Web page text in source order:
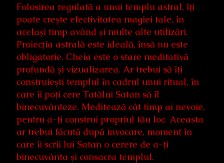
Folosirea regulată a unui templu astral, îţi
poate creşte efectivitatea magiei tale, în
acelaşi timp având şi multe alte utilizări.
Proiecţia astrală este ideală, însă nu este
obligatorie. Cheia este o stare meditativă
profundă şi vizualizarea. Ar trebui să îţi
construieşti templul în cadrul unui ritual, în
care îi poţi cere Tatălui Satan să îl
binecuvânteze. Meditează cât timp ai nevoie,
pentru a-ţi construi propriul tău loc. Aceasta
ar trebui făcută după invocare, moment în
care îi scrii lui Satan o cerere de a-ţi
binecuvânta şi consacra templul.